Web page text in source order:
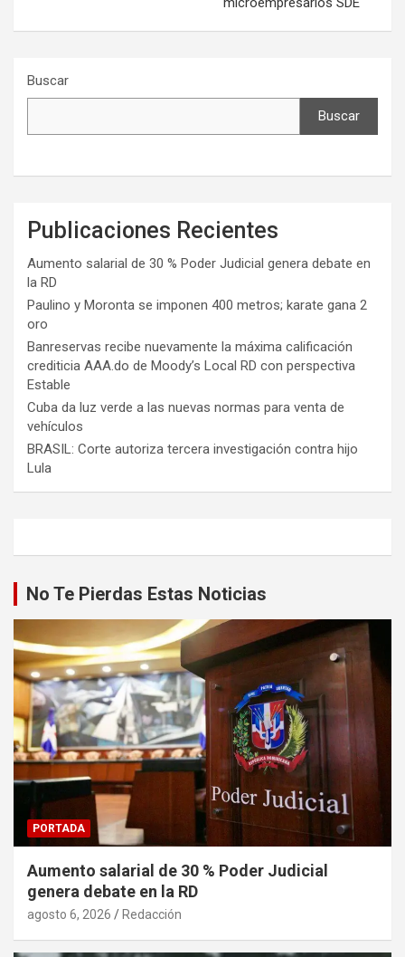
Buscar
Buscar
Publicaciones Recientes
Aumento salarial de 30 % Poder Judicial genera debate en
la RD
Paulino y Moronta se imponen 400 metros; karate gana 2
oro
Banreservas recibe nuevamente la máxima calificación
crediticia AAA.do de Moody’s Local RD con perspectiva
Estable
Cuba da luz verde a las nuevas normas para venta de
vehículos
BRASIL: Corte autoriza tercera investigación contra hijo
Lula
No Te Pierdas Estas Noticias
PORTADA
Aumento salarial de 30 % Poder Judicial
genera debate en la RD
agosto 6, 2026 Redacción